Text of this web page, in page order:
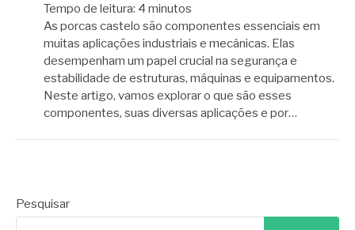
Tempo de leitura: 4 minutos
As porcas castelo são componentes essenciais em
muitas aplicações industriais e mecânicas. Elas
desempenham um papel crucial na segurança e
estabilidade de estruturas, máquinas e equipamentos.
Neste artigo, vamos explorar o que são esses
componentes, suas diversas aplicações e por…
Pesquisar